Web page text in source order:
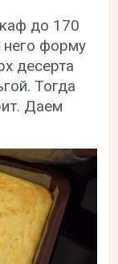
до 170
него форму
десерта
Тогда
Даем